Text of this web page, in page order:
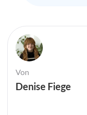
Von
Denise Fiege